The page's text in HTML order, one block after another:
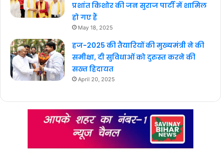
प्रशांत किशोर की जन सुराज पार्टी में शामिल
हो गए हैं
May 18, 2025
हज-2025 की तैयारियों की मुख्यमंत्री ने की
समीक्षा, दी सुविधाओं को दुरुस्त करने की
सख्त हिदायत
April 20, 2025